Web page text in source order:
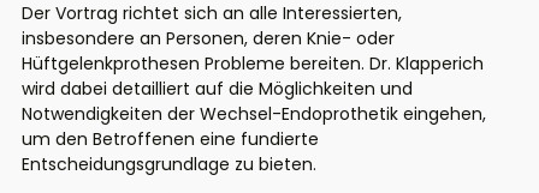
Der Vortrag richtet sich an alle Interessierten,
insbesondere an Personen, deren Knie- oder
Hüftgelenkprothesen Probleme bereiten. Dr. Klapperich
wird dabei detailliert auf die Möglichkeiten und
Notwendigkeiten der Wechsel-Endoprothetik eingehen,
um den Betroffenen eine fundierte
Entscheidungsgrundlage zu bieten.